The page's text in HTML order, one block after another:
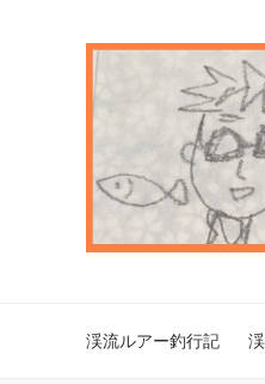
渓流ルアー釣行記